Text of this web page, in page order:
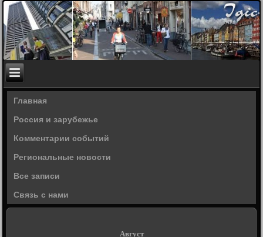
Главная
Россия и зарубежье
Комментарии событий
Региональные новости
Все записи
Связь с нами
Август